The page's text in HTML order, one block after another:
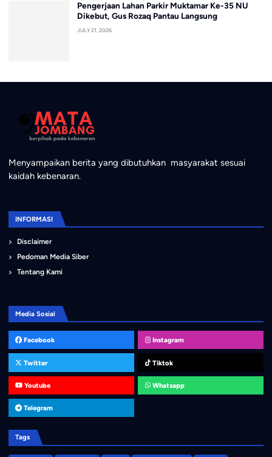
Pengerjaan Lahan Parkir Muktamar Ke-35 NU
Dikebut, Gus Rozaq Pantau Langsung
JULY 21, 2026
Menyampaikan berita yang dibutuhkan masyarakat sesuai
kaidah kebenaran.
INFORMASI
Disclaimer
Pedoman Media Siber
Tentang Kami
Media Sosial
Facebook Instagram
Twitter Tiktok
Youtube Whatsapp
Telegram
Tags